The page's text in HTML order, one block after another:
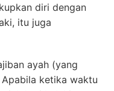
diri dengan
itu juga
ayah (yang
ketika waktu